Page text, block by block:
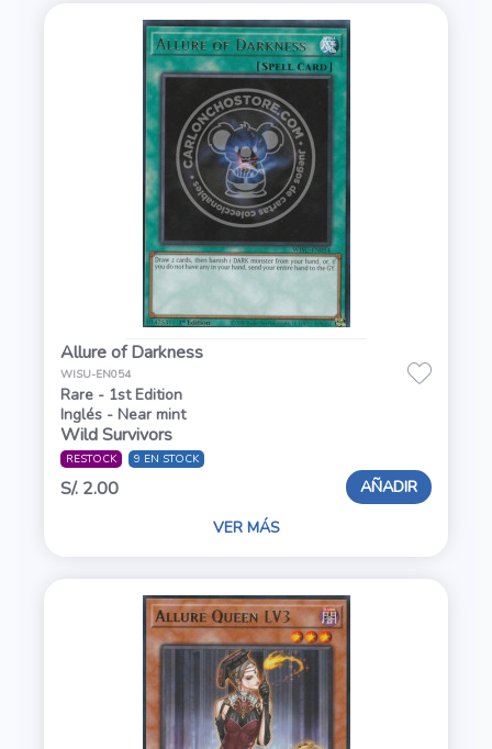
Allure of Darkness
WISU-EN054
Rare - 1st Edition
Inglés - Near mint
Wild Survivors
RESTOCK 9 EN STOCK
S/. 2.00 AÑADIR
VER MÁS